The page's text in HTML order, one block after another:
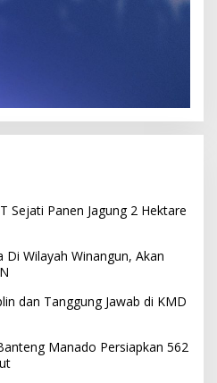
Sejati Panen Jagung 2 Hektare
Di Wilayah Winangun, Akan
dan Tanggung Jawab di KMD
Manado Persiapkan 562